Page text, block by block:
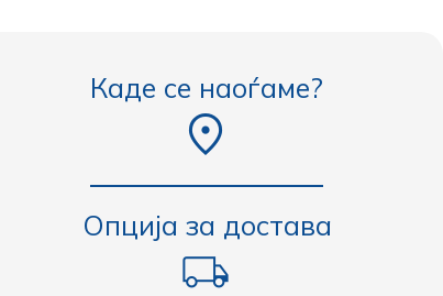
Каде се наоѓаме?
Опција за достава